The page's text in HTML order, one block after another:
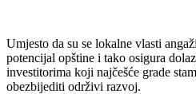
Umjesto da su se lokalne vlasti
potencijal opštine i tako osigura
investitorima koji najčešće grade
obezbijediti održivi razvoj.